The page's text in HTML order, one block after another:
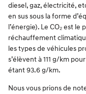
diesel, gaz, électricité,
en sus sous la forme
l’énergie). Le CO₂ est
réchauffement
les types de véhicules
s’élèvent à 111 g/km
étant 93.6 g/km.
Nous vous prions de